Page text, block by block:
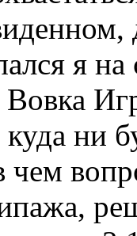
я на
ни
чем